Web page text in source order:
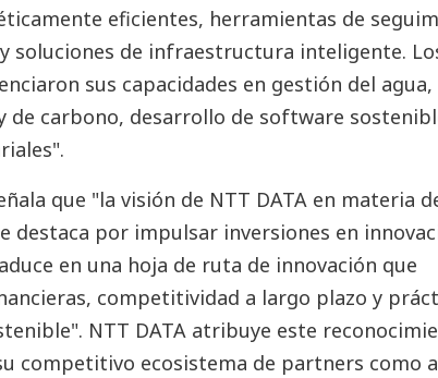
eficientes, herramientas de
soluciones de infraestructura inteligente.
sus capacidades en gestión del agua,
de carbono, desarrollo de software
que "la visión de NTT DATA en materia
destaca por impulsar inversiones en
en una hoja de ruta de innovación que
competitividad a largo plazo y
NTT DATA atribuye este
competitivo ecosistema de partners como